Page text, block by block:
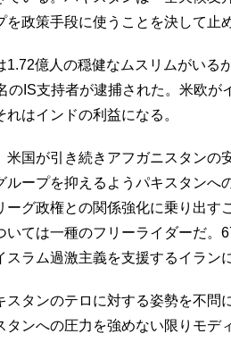
を政策手段に使うことを決して止
億人の穏健なムスリムがいる
のIS支持者が逮捕された。米欧が
れはインドの利益になる。
国が引き続きアフガニスタンの
ループを抑えるようパキスタンへ
ーグ政権との関係強化に乗り出す
いては一種のフリーライダーだ。
スラム過激主義を支援するイラン
タンのテロに対する姿勢を不問
タンへの圧力を強めない限りモデ